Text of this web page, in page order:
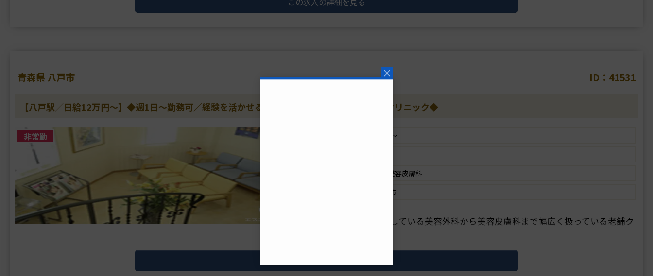
青森県 八戸市 ID：41531
【八戸駅／日給12万円～】◆週1日～勤務可／経験を活かせる／高度なスキルを提供する美容クリニック◆
非常勤
日給12万円～
美容外科 / 美容皮膚科
青森県八戸市
東北と表参道で展開している美容外科から美容皮膚科まで幅広く扱っている老舗ク
高い技術力で定評があります。